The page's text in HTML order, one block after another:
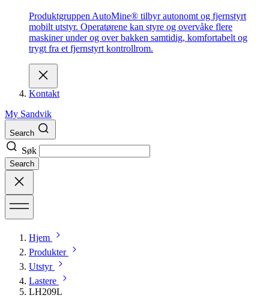
Produktgruppen AutoMine® tilbyr autonomt og fjernstyrt
mobilt utstyr. Operatørene kan styre og overvåke flere
maskiner under og over bakken samtidig, komfortabelt og
trygt fra et fjernstyrt kontrollrom.
Kontakt
My Sandvik
Search
Søk
Search
Hjem
Produkter
Utstyr
Lastere
LH209L